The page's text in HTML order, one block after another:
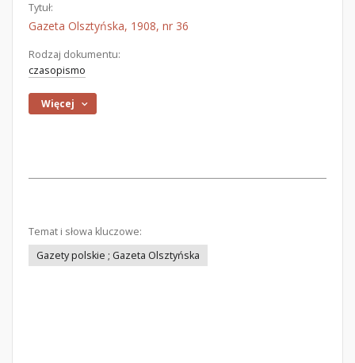
Tytuł:
Gazeta Olsztyńska, 1908, nr 36
Rodzaj dokumentu:
czasopismo
Więcej
Temat i słowa kluczowe:
Gazety polskie ; Gazeta Olsztyńska